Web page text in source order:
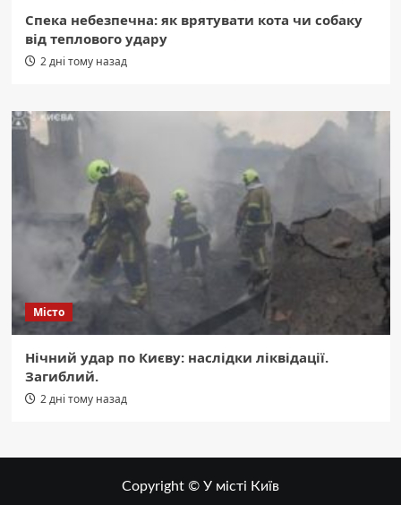
Спека небезпечна: як врятувати кота чи собаку
від теплового удару
2 дні тому назад
Місто
Нічний удар по Києву: наслідки ліквідації.
Загиблий.
2 дні тому назад
Copyright © У місті Київ